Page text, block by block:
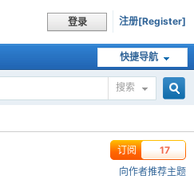
登录 注册[Register]
快捷导航
搜索
索
17
订阅
向作者推荐主题